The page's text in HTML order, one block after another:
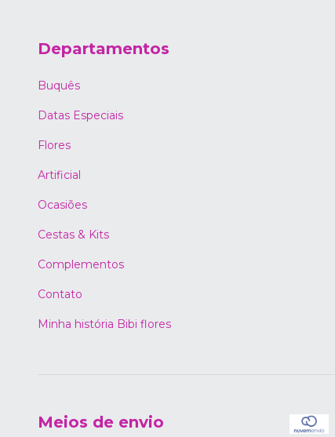
Departamentos
Buquês
Datas Especiais
Flores
Artificial
Ocasiões
Cestas & Kits
Complementos
Contato
Minha história Bibi flores
Meios de envio